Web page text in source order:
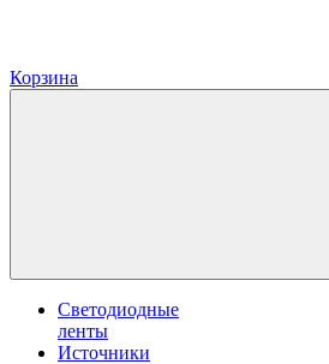
Корзина
Светодиодные
ленты
Источники